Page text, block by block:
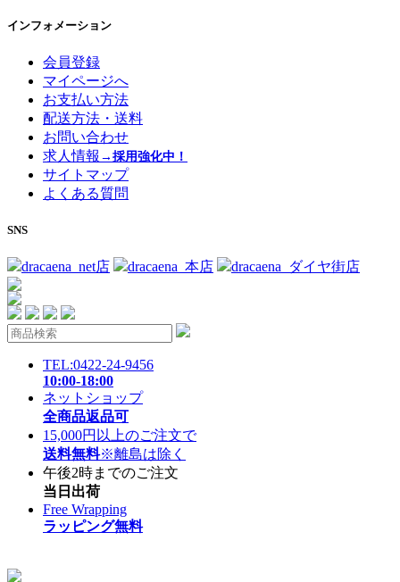
インフォメーション
会員登録
マイページへ
お支払い方法
配送方法・送料
お問い合わせ
求人情報 →採用強化中！
サイトマップ
よくある質問
SNS
dracaena_net店 dracaena_本店 dracaena_ダイヤ街店
TEL:0422-24-9456
10:00-18:00
ネットショップ
全商品返品可
15,000円以上のご注文で
送料無料※離島は除く
午後2時までのご注文
当日出荷
Free Wrapping
ラッピング無料